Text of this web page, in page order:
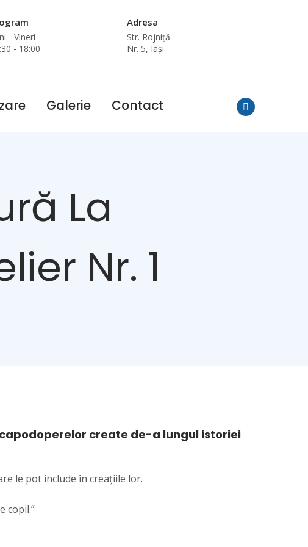
- Vineri
- 18:00
Adresa
Str. Rojniță
Nr. 5, Iași
Galerie Contact
La
Nr. 1
create de-a lungul istoriei
le pot include în creațiile lor.
copil.”